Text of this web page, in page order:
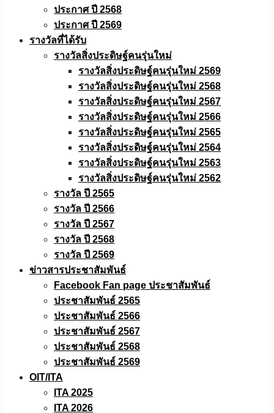
ประกาศ ปี 2568
ประกาศ ปี 2569
รางวัลที่ได้รับ
รางวัลสิ่งประดิษฐ์คนรุ่นใหม่
รางวัลสิ่งประดิษฐ์คนรุ่นใหม่ 2569
รางวัลสิ่งประดิษฐ์คนรุ่นใหม่ 2568
รางวัลสิ่งประดิษฐ์คนรุ่นใหม่ 2567
รางวัลสิ่งประดิษฐ์คนรุ่นใหม่ 2566
รางวัลสิ่งประดิษฐ์คนรุ่นใหม่ 2565
รางวัลสิ่งประดิษฐ์คนรุ่นใหม่ 2564
รางวัลสิ่งประดิษฐ์คนรุ่นใหม่ 2563
รางวัลสิ่งประดิษฐ์คนรุ่นใหม่ 2562
รางวัล ปี 2565
รางวัล ปี 2566
รางวัล ปี 2567
รางวัล ปี 2568
รางวัล ปี 2569
ข่าวสารประชาสัมพันธ์
Facebook Fan page ประชาสัมพันธ์
ประชาสัมพันธ์ 2565
ประชาสัมพันธ์ 2566
ประชาสัมพันธ์ 2567
ประชาสัมพันธ์ 2568
ประชาสัมพันธ์ 2569
OIT/ITA
ITA 2025
ITA 2026